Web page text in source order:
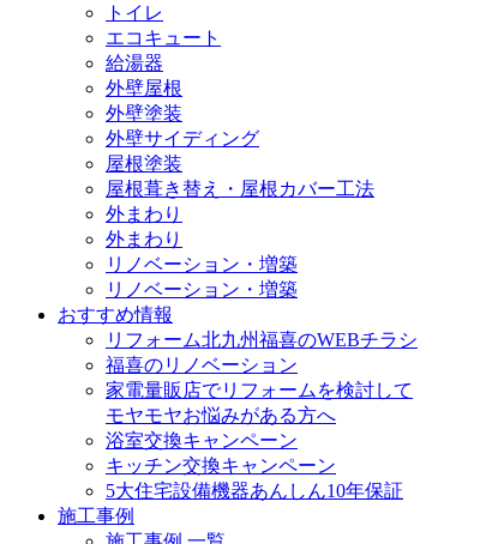
トイレ
エコキュート
給湯器
外壁屋根
外壁塗装
外壁サイディング
屋根塗装
屋根葺き替え・屋根カバー工法
外まわり
外まわり
リノベーション・増築
リノベーション・増築
おすすめ情報
リフォーム北九州福喜のWEBチラシ
福喜のリノベーション
家電量販店でリフォームを検討して
モヤモヤお悩みがある方へ
浴室交換キャンペーン
キッチン交換キャンペーン
5大住宅設備機器あんしん10年保証
施工事例